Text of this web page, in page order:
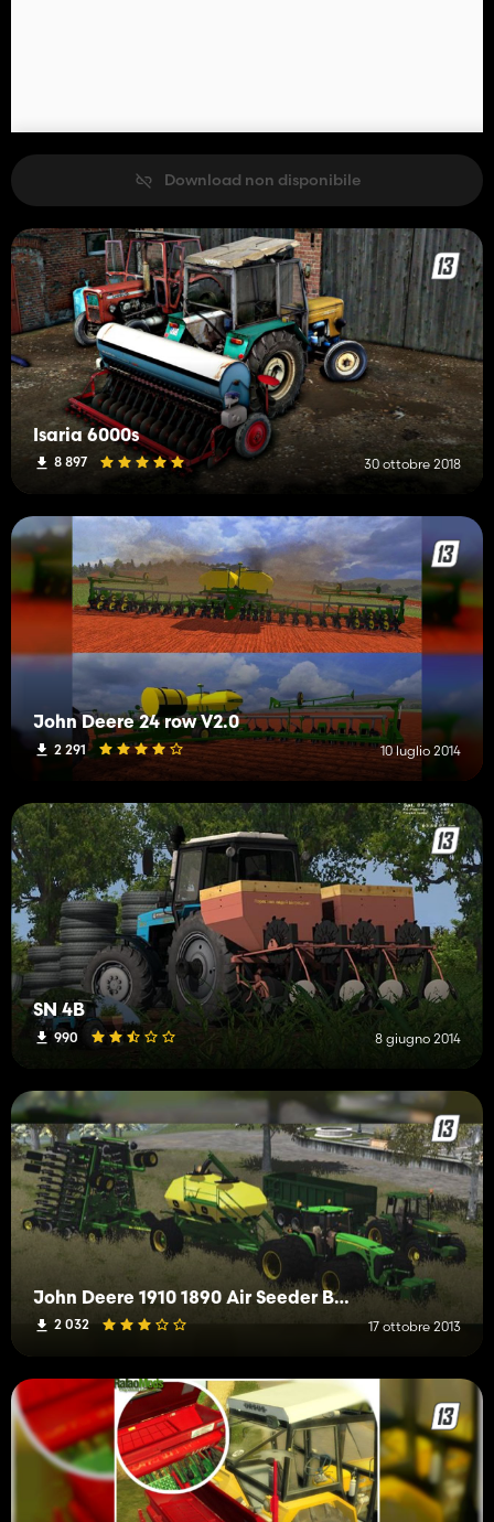
Download non disponibile
Isaria 6000s
8 897 30 ottobre 2018
John Deere 24 row V2.0
2 291 10 luglio 2014
SN 4B
990 8 giugno 2014
John Deere 1910 1890 Air Seeder Beta
2 032 17 ottobre 2013